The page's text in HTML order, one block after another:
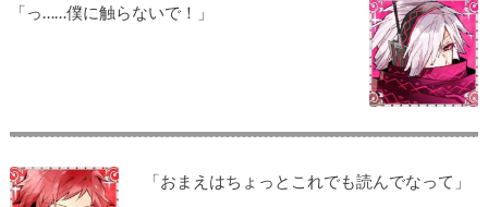
「っ……僕に触らないで！」
「おまえはちょっとこれでも読んでなって」